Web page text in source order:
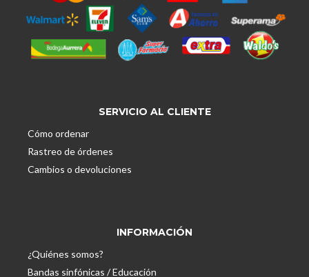
SERVICIO AL CLIENTE
Cómo ordenar
Rastreo de órdenes
Cambios o devoluciones
INFORMACIÓN
¿Quiénes somos?
Bandas sinfónicas / Educación